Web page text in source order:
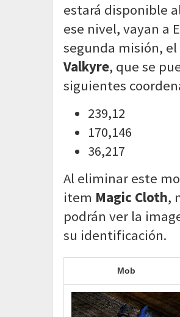
estará disponible
ese nivel, vayan a
segunda misión,
Valkyre, que se
siguientes
239,12
170,146
36,217
Al eliminar este
item Magic Cloth,
podrán ver la
su identificación.
Mob